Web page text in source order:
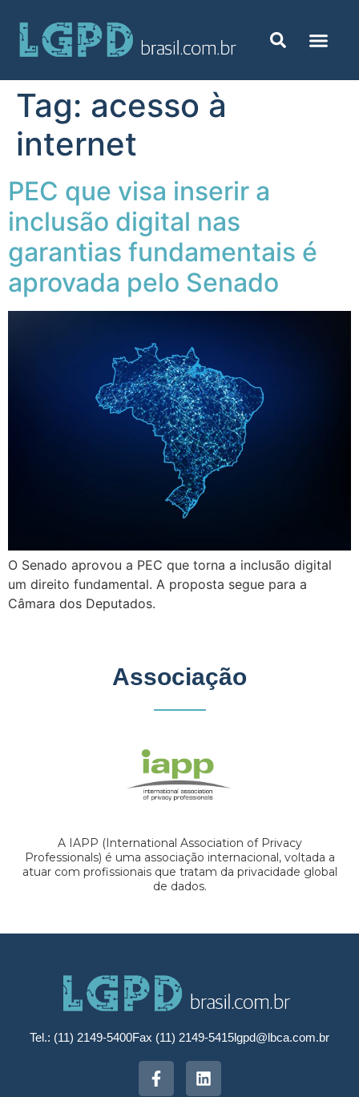
Tag: acesso à
internet
PEC que visa inserir a
inclusão digital nas
garantias fundamentais é
aprovada pelo Senado
O Senado aprovou a PEC que torna a inclusão digital
um direito fundamental. A proposta segue para a
Câmara dos Deputados.
Associação
A IAPP (International Association of Privacy
Professionals) é uma associação internacional, voltada a
atuar com profissionais que tratam da privacidade global
de dados.
Tel.: (11) 2149-5400Fax (11) 2149-5415lgpd@lbca.com.br